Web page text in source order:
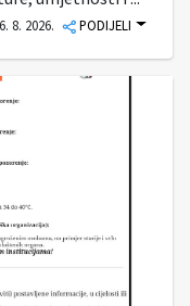
8. 2026. PODIJELI